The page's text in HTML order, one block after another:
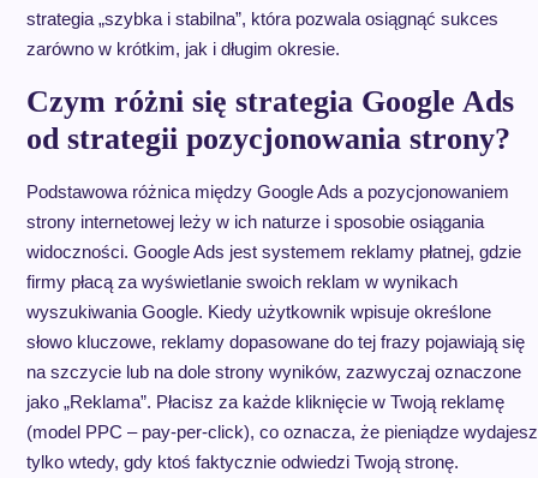
strategia „szybka i stabilna”, która pozwala osiągnąć sukces
zarówno w krótkim, jak i długim okresie.
Czym różni się strategia Google Ads
od strategii pozycjonowania strony?
Podstawowa różnica między Google Ads a pozycjonowaniem
strony internetowej leży w ich naturze i sposobie osiągania
widoczności. Google Ads jest systemem reklamy płatnej, gdzie
firmy płacą za wyświetlanie swoich reklam w wynikach
wyszukiwania Google. Kiedy użytkownik wpisuje określone
słowo kluczowe, reklamy dopasowane do tej frazy pojawiają się
na szczycie lub na dole strony wyników, zazwyczaj oznaczone
jako „Reklama”. Płacisz za każde kliknięcie w Twoją reklamę
(model PPC – pay-per-click), co oznacza, że pieniądze wydajesz
tylko wtedy, gdy ktoś faktycznie odwiedzi Twoją stronę.